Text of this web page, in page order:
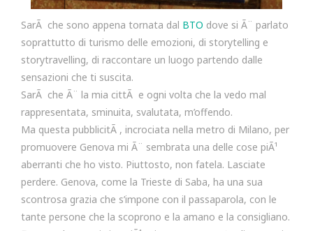
SarÃ che sono appena tornata dal BTO dove si Ã¨ parlato
soprattutto di turismo delle emozioni, di storytelling e
storytravelling, di raccontare un luogo partendo dalle
sensazioni che ti suscita.
SarÃ che Ã¨ la mia cittÃ e ogni volta che la vedo mal
rappresentata, sminuita, svalutata, m’offendo.
Ma questa pubblicitÃ , incrociata nella metro di Milano, per
promuovere Genova mi Ã¨ sembrata una delle cose piÃ¹
aberranti che ho visto. Piuttosto, non fatela. Lasciate
perdere. Genova, come la Trieste di Saba, ha una sua
scontrosa grazia che s’impone con il passaparola, con le
tante persone che la scoprono e la amano e la consigliano.